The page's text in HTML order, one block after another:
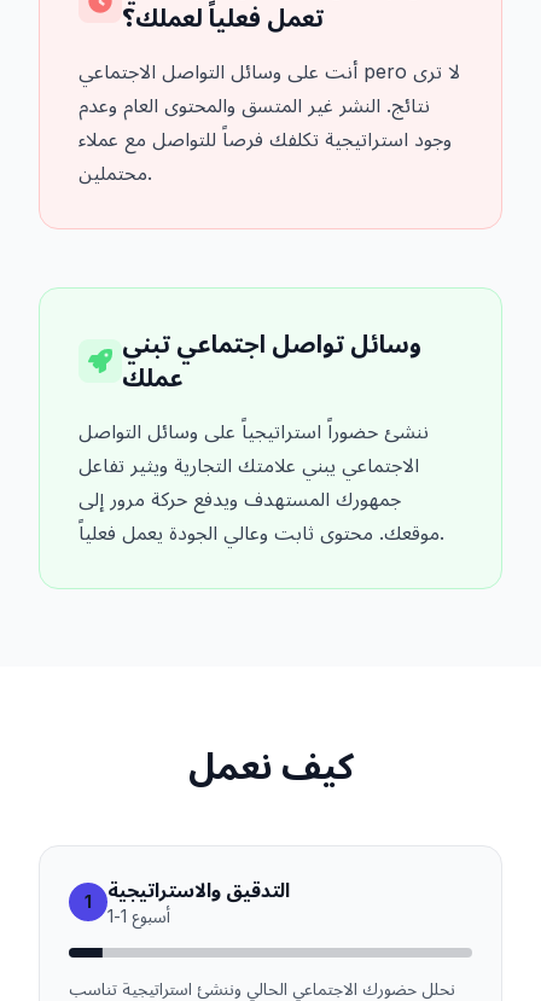
تعمل فعلياً لعملك؟
أنت على وسائل التواصل الاجتماعي pero لا ترى
نتائج. النشر غير المتسق والمحتوى العام وعدم
وجود استراتيجية تكلفك فرصاً للتواصل مع عملاء
محتملين.
وسائل تواصل اجتماعي تبني
عملك
ننشئ حضوراً استراتيجياً على وسائل التواصل
الاجتماعي يبني علامتك التجارية ويثير تفاعل
جمهورك المستهدف ويدفع حركة مرور إلى
موقعك. محتوى ثابت وعالي الجودة يعمل فعلياً.
كيف نعمل
1 التدقيق والاستراتيجية
أسبوع 1
-
1
نحلل حضورك الاجتماعي الحالي وننشئ استراتيجية تناسب